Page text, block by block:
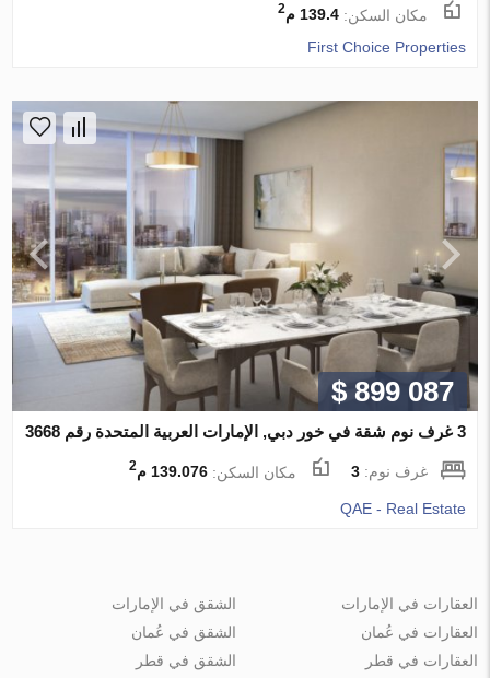
مكان السكن:139.4 م 2
First Choice Properties
$ 899 087
3 غرف نوم شقة في خور دبي, الإمارات العربية المتحدة رقم 3668
غرف نوم:3 مكان السكن:139.076 م 2
QAE - Real Estate
العقارات في الإمارات
العقارات في عُمان
العقارات في قطر
الشقق في الإمارات
الشقق في عُمان
الشقق في قطر